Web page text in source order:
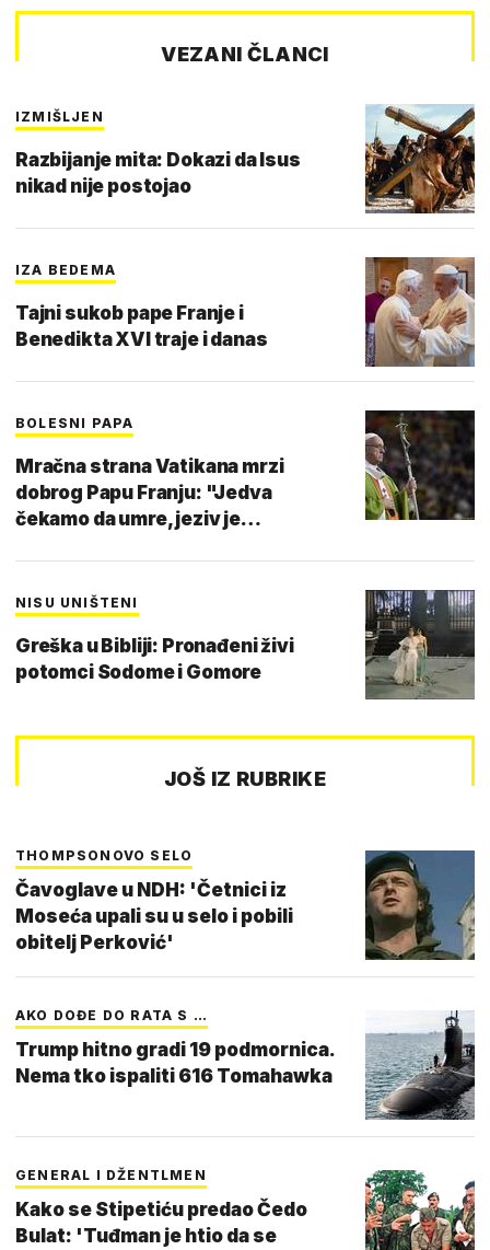
VEZANI ČLANCI
IZMIŠLJEN
Razbijanje mita: Dokazi da Isus
nikad nije postojao
IZA BEDEMA
Tajni sukob pape Franje i
Benedikta XVI traje i danas
BOLESNI PAPA
Mračna strana Vatikana mrzi
dobrog Papu Franju: "Jedva
čekamo da umre, jeziv je…
NISU UNIŠTENI
Greška u Bibliji: Pronađeni živi
potomci Sodome i Gomore
JOŠ IZ RUBRIKE
THOMPSONOVO SELO
Čavoglave u NDH: 'Četnici iz
Moseća upali su u selo i pobili
obitelj Perković'
AKO DOĐE DO RATA S …
Trump hitno gradi 19 podmornica.
Nema tko ispaliti 616 Tomahawka
GENERAL I DŽENTLMEN
Kako se Stipetiću predao Čedo
Bulat: 'Tuđman je htio da se